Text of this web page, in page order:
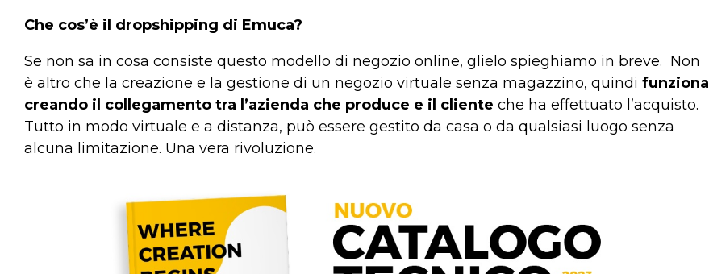
Che cos’è il dropshipping di Emuca?
Se non sa in cosa consiste questo modello di negozio online, glielo spieghiamo in breve. Non
è altro che la creazione e la gestione di un negozio virtuale senza magazzino, quindi funziona
creando il collegamento tra l’azienda che produce e il cliente che ha effettuato l’acquisto.
Tutto in modo virtuale e a distanza, può essere gestito da casa o da qualsiasi luogo senza
alcuna limitazione. Una vera rivoluzione.